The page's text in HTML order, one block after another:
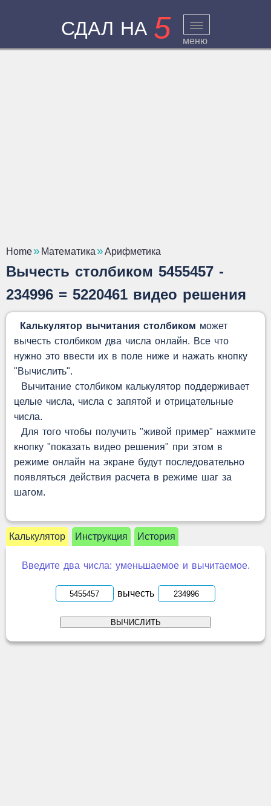
СДАЛ НА 5 меню
Home Математика Арифметика
Вычесть столбиком 5455457 -
234996 = 5220461 видео решения
Калькулятор вычитания столбиком может
вычесть столбиком два числа онлайн. Все что
нужно это ввести их в поле ниже и нажать кнопку
"Вычислить".
Вычитание столбиком калькулятор поддерживает
целые числа, числа с запятой и отрицательные
числа.
Для того чтобы получить "живой пример" нажмите
кнопку "показать видео решения" при этом в
режиме онлайн на экране будут последовательно
появляться действия расчета в режиме шаг за
шагом.
Калькулятор Инструкция История
Введите два числа: уменьшаемое и вычитаемое.
вычесть